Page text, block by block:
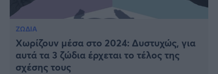
ΖΩΔΙΑ
Χωρίζουν μέσα στο 2024: Δυστυχώς, για
αυτά τα 3 ζώδια έρχεται το τέλος της
σχέσης τους